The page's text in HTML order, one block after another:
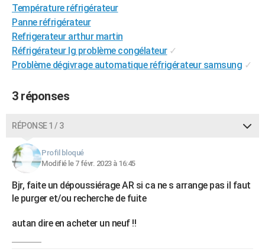
Température réfrigérateur
Panne réfrigérateur
Refrigerateur arthur martin
Réfrigérateur lg problème congélateur ✓
Problème dégivrage automatique réfrigérateur samsung ✓
3 réponses
RÉPONSE 1 / 3
Profil bloqué
Modifié le 7 févr. 2023 à 16:45
Bjr, faite un dépoussiérage AR si ca ne s arrange pas il faut
le purger et/ou recherche de fuite
autan dire en acheter un neuf !!